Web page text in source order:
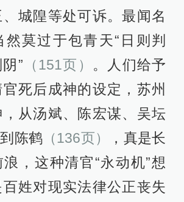
城隍等处可诉。最闻名
莫过于包青天“日则判
” （151页） 。人们给予
死后成神的设定，苏州
从汤斌、陈宏谋、吴坛
陈鹤 （136页）
，真是长
，这种清官“永动机”想
姓对现实法律公正丧失